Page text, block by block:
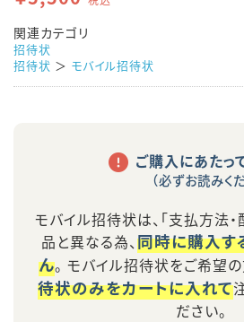
関連カテゴリ
招待状
招待状 ＞ モバイル招待状
ご購入にあたっ
（必ずお読みく
モバイル招待状は、「支払方法
品と異なる為、同時に購入す
ん。 モバイル招待状をご希望の
待状のみをカートに入れて
ださい。